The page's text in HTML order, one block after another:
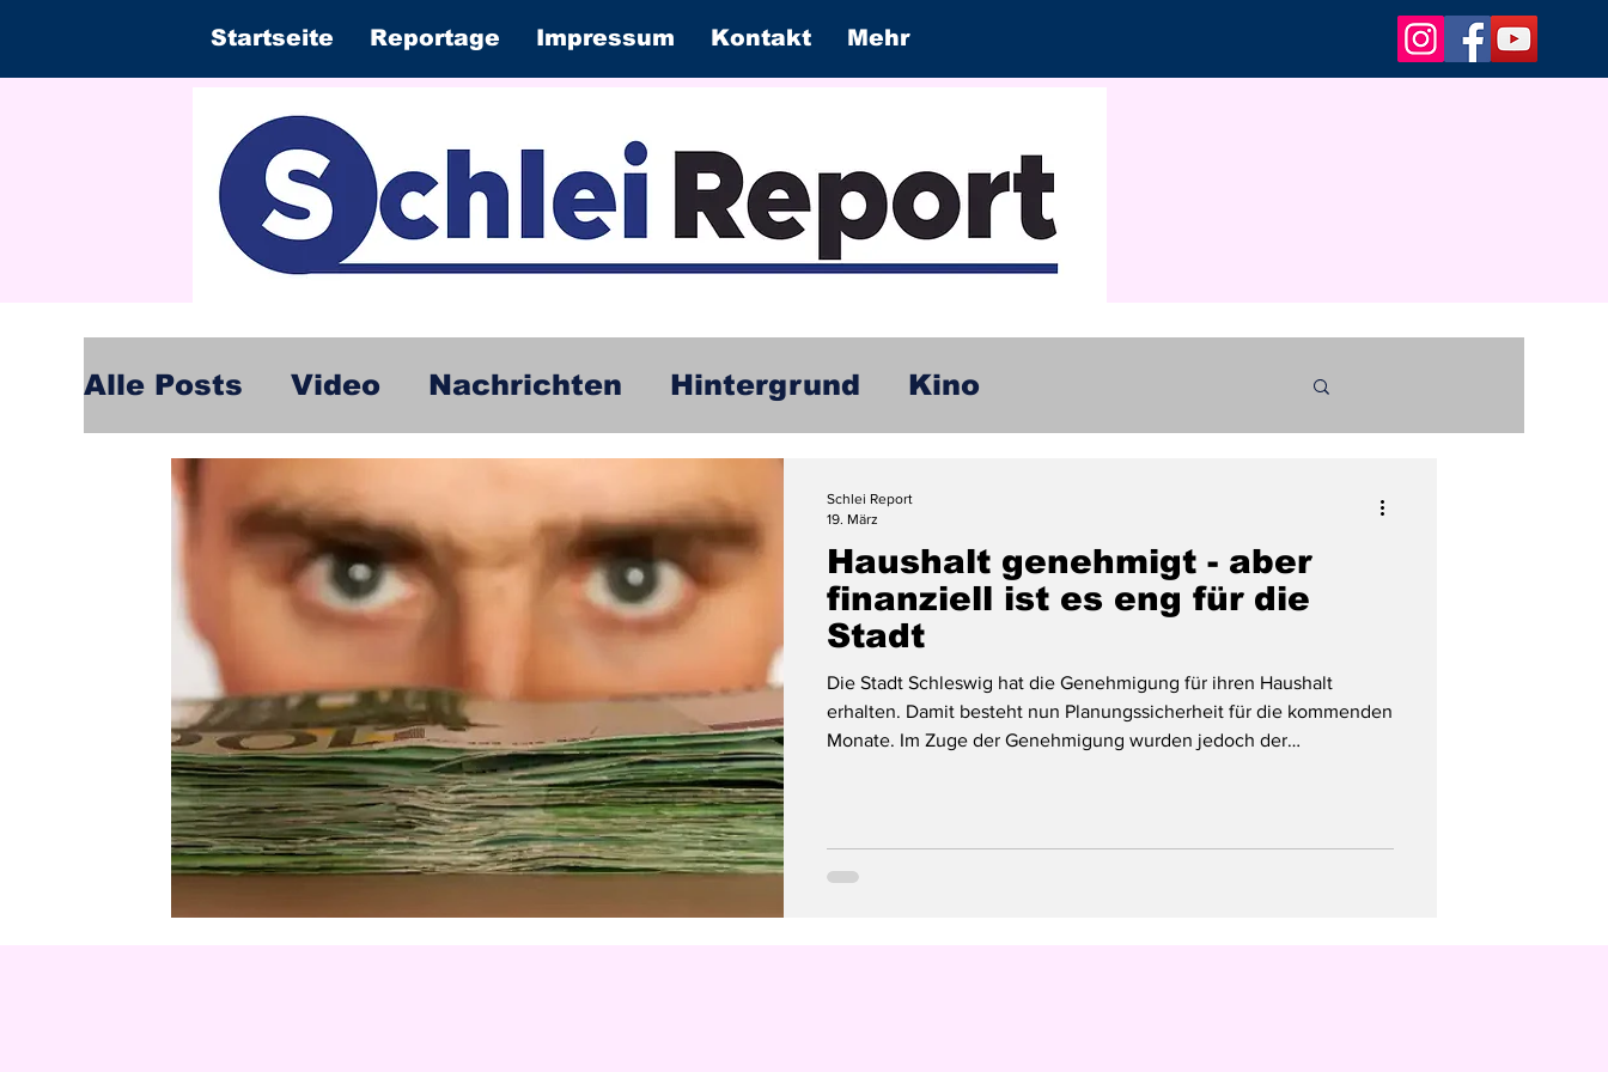
Startseite Reportage Impressum Kontakt Mehr
Alle Posts Video Nachrichten Hintergrund Kino
Haushalt genehmigt - aber
finanziell ist es eng für die
Stadt
Die Stadt Schleswig hat die Genehmigung für ihren Haushalt
erhalten. Damit besteht nun Planungssicherheit für die kommenden
Monate. Im Zuge der Genehmigung wurden jedoch der
die Verpflichtungsermächtigungen um rund 8,8 Mio. Euro (37,7
Prozent) auf 14,5 Mio. Euro reduziert. Schleswig muss besond
Schlei Report
19. März